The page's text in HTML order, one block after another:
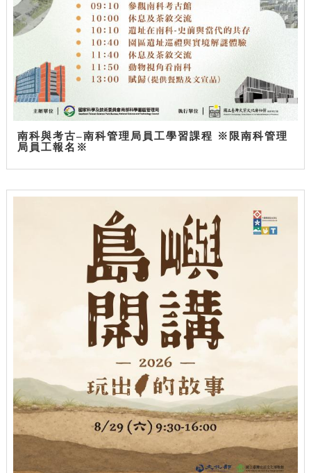
南科與考古–南科管理局員工學習課程 ※限南科管理
局員工報名※